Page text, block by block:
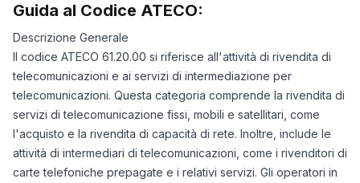
Guida al Codice ATECO:
Descrizione Generale
Il codice ATECO 61.20.00 si riferisce all'attività di rivendita di
telecomunicazioni e ai servizi di intermediazione per
telecomunicazioni. Questa categoria comprende la rivendita di
servizi di telecomunicazione fissi, mobili e satellitari, come
l'acquisto e la rivendita di capacità di rete. Inoltre, include le
attività di intermediari di telecomunicazioni, come i rivenditori di
carte telefoniche prepagate e i relativi servizi. Gli operatori in